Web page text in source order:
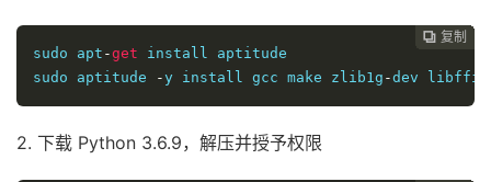
 复制
 复制
 复制
 复制
 复制
 复制
 复制
 复制
 复制
 复制
 复制
 复制
 复制
 复制
 复制
 复制
sudo apt -get install aptitude
sudo aptitude
-y install gcc make zlib1g -dev libffi
2. 下载 Python 3.6.9，解压并授予权限